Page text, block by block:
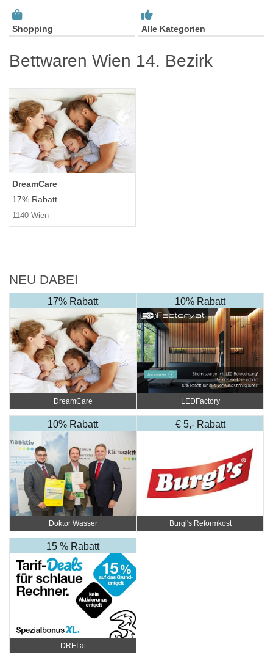
Shopping Alle Kategorien
Bettwaren Wien 14. Bezirk
DreamCare
17% Rabatt...
1140 Wien
NEU DABEI
17% Rabatt
DreamCare
10% Rabatt
LEDFactory
10% Rabatt
Doktor Wasser
€ 5,- Rabatt
Burgl's Reformkost
15 % Rabatt
DREI.at